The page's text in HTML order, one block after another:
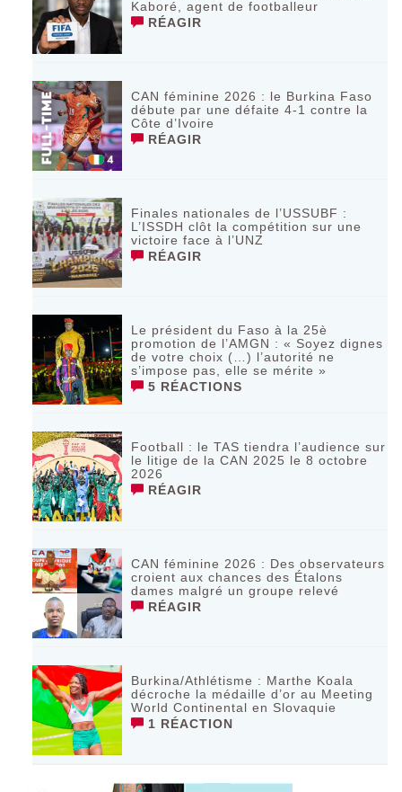
Kaboré, agent de footballeur
RÉAGIR
CAN féminine 2026 : le Burkina Faso
débute par une défaite 4-1 contre la
Côte d’Ivoire
RÉAGIR
Finales nationales de l’USSUBF :
L’ISSDH clôt la compétition sur une
victoire face à l’UNZ
RÉAGIR
Le président du Faso à la 25è
promotion de l’AMGN : « Soyez dignes
de votre choix (…) l’autorité ne
s’impose pas, elle se mérite »
5 RÉACTIONS
Football : le TAS tiendra l’audience sur
le litige de la CAN 2025 le 8 octobre
2026
RÉAGIR
CAN féminine 2026 : Des observateurs
croient aux chances des Étalons
dames malgré un groupe relevé
RÉAGIR
Burkina/Athlétisme : Marthe Koala
décroche la médaille d’or au Meeting
World Continental en Slovaquie ‎
1 RÉACTION